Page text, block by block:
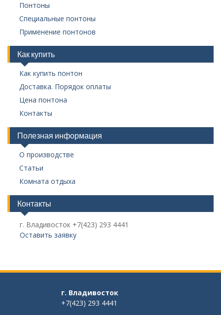
Понтоны
Специальные понтоны
Применение понтонов
Как купить
Как купить понтон
Доставка. Порядок оплаты
Цена понтона
Контакты
Полезная информация
О производстве
Статьи
Комната отдыха
Контакты
г. Владивосток +7(423) 293 4441
Оставить заявку
г. Владивосток
+7(423) 293 4441